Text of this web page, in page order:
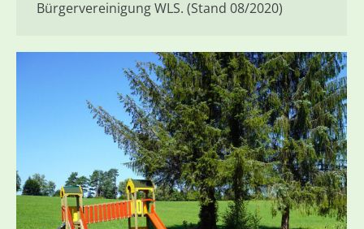
Bürgervereinigung WLS. (Stand 08/2020)